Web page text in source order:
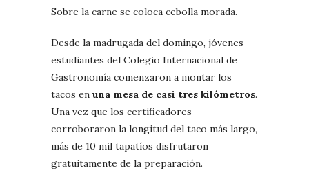
Sobre la carne se coloca cebolla morada.
Desde la madrugada del domingo, jóvenes
estudiantes del Colegio Internacional de
Gastronomía comenzaron a montar los
tacos en una mesa de casi tres kilómetros.
Una vez que los certificadores
corroboraron la longitud del taco más largo,
más de 10 mil tapatíos disfrutaron
gratuitamente de la preparación.